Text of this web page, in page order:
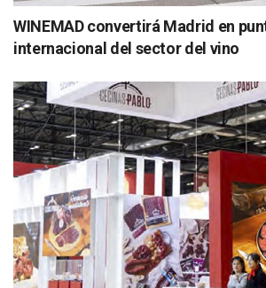
WINEMAD convertirá Madrid en
internacional del sector del vino